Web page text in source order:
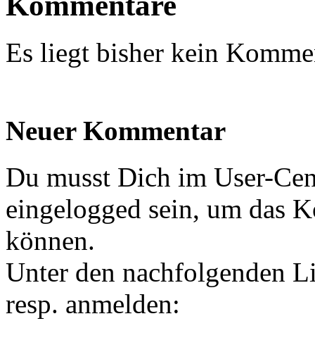
Es liegt bisher kein
Neuer Kommentar
Du musst Dich im User-
eingelogged sein, um das
können.
Unter den nachfolgenden
resp. anmelden: